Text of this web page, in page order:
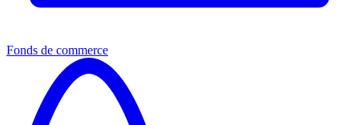
Fonds de commerce